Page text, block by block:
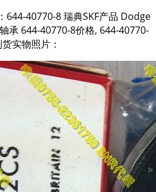
644-40770-8 瑞典SKF产品 Dodge
承 644-40770-8价格, 644-40770-
实物照片：